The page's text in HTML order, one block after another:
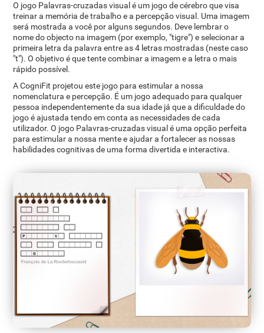
O jogo Palavras-cruzadas visual é um jogo de cérebro que visa
treinar a memória de trabalho e a percepção visual. Uma imagem
será mostrada a você por alguns segundos. Deve lembrar o
nome do objecto na imagem (por exemplo, "tigre") e selecionar a
primeira letra da palavra entre as 4 letras mostradas (neste caso
"t"). O objetivo é que tente combinar a imagem e a letra o mais
rápido possível.
A CogniFit projetou este jogo para estimular a nossa
nomenclatura e percepção. É um jogo adequado para qualquer
pessoa independentemente da sua idade já que a dificuldade do
jogo é ajustada tendo em conta as necessidades de cada
utilizador. O jogo Palavras-cruzadas visual é uma opção perfeita
para estimular a nossa mente e ajudar a fortalecer as nossas
habilidades cognitivas de uma forma divertida e interactiva.